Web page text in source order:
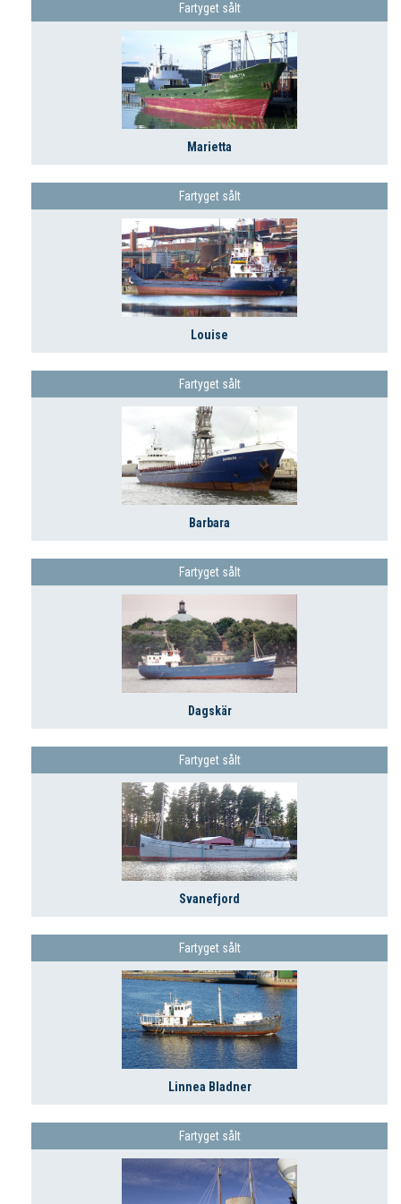
Fartyget sålt
Marietta
Fartyget sålt
Louise
Fartyget sålt
Barbara
Fartyget sålt
Dagskär
Fartyget sålt
Svanefjord
Fartyget sålt
Linnea Bladner
Fartyget sålt